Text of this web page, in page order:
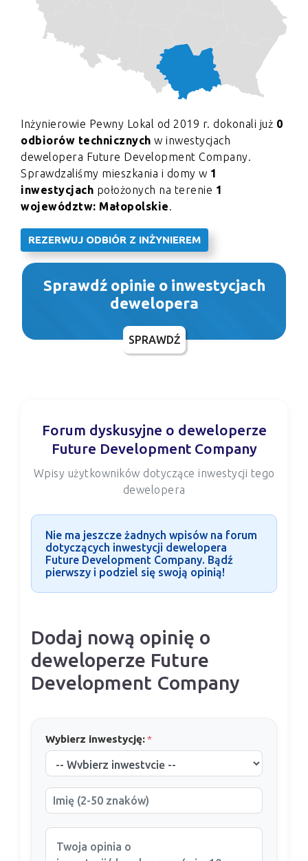
Inżynierowie Pewny Lokal od 2019 r. dokonali już 0
odbiorów technicznych w inwestycjach
dewelopera Future Development Company.
Sprawdzaliśmy mieszkania i domy w 1
inwestycjach położonych na terenie 1
województw: Małopolskie.
REZERWUJ ODBIÓR Z INŻYNIEREM
Sprawdź opinie o inwestycjach
dewelopera
SPRAWDŹ
Forum dyskusyjne o deweloperze
Future Development Company
Wpisy użytkowników dotyczące inwestycji tego
dewelopera
Nie ma jeszcze żadnych wpisów na forum
dotyczących inwestycji dewelopera
Future Development Company. Bądź
pierwszy i podziel się swoją opinią!
Dodaj nową opinię o
deweloperze Future
Development Company
Wybierz inwestycję:*